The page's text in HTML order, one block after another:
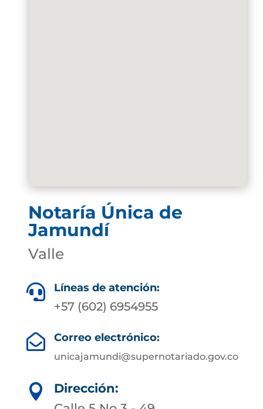
Notaría Única de
Jamundí
Valle
 Líneas de atención:
+57 (602) 6954955
 Correo electrónico:
unicajamundi@supernotariado.gov.co

Dirección: